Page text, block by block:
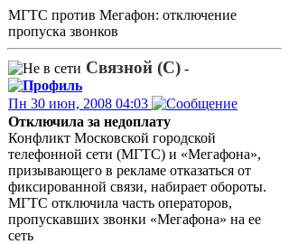
МГТС против Мегафон: отключение
пропуска звонков
Связной (С) -
Пн 30 июн, 2008 04:03
Отключила за недоплату
Конфликт Московской городской
телефонной сети (МГТС) и «Мегафона»,
призывающего в рекламе отказаться от
фиксированной связи, набирает обороты.
МГТС отключила часть операторов,
пропускавших звонки «Мегафона» на ее
сеть